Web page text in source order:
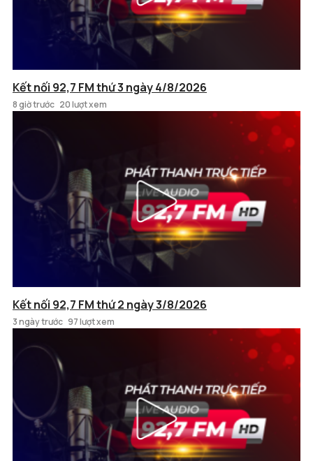
Kết nối 92,7 FM thứ 3 ngày 4/8/2026
8 giờ trước 20 lượt xem
Kết nối 92,7 FM thứ 2 ngày 3/8/2026
3 ngày trước 97 lượt xem